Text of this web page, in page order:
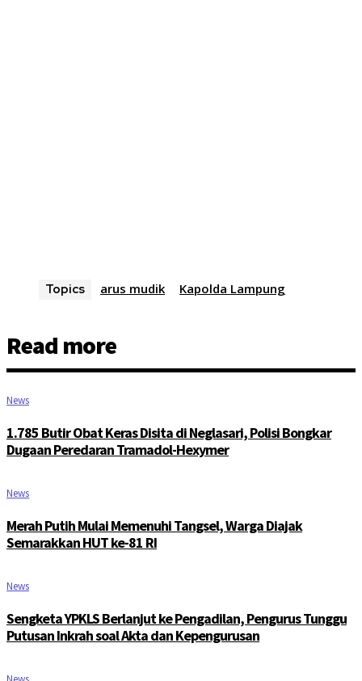
Topics arus mudik Kapolda Lampung
Read more
News
1.785 Butir Obat Keras Disita di Neglasari, Polisi Bongkar
Dugaan Peredaran Tramadol-Hexymer
News
Merah Putih Mulai Memenuhi Tangsel, Warga Diajak
Semarakkan HUT ke-81 RI
News
Sengketa YPKLS Berlanjut ke Pengadilan, Pengurus Tunggu
Putusan Inkrah soal Akta dan Kepengurusan